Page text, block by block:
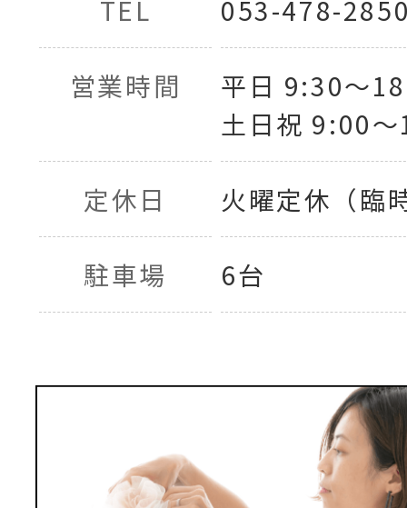
TEL 053-478-
営業時間
平日 9:30〜
土日祝 9:00
定休日 火曜定休（臨
駐車場 6台